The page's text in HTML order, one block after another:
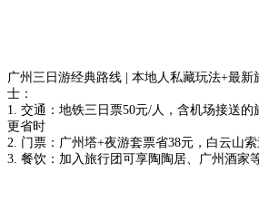
广州三日游经典路线 | 本地人私藏玩法+最
士：
1. 交通：地铁三日票50元/人，含机场接送的
更省时
2. 门票：广州塔+夜游套票省38元，白云山
3. 餐饮：加入旅行团可享陶陶居、广州酒家